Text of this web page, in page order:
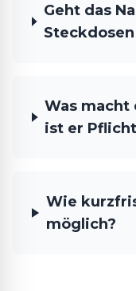
Geht das
Was macht
ist er
Wie
möglich?